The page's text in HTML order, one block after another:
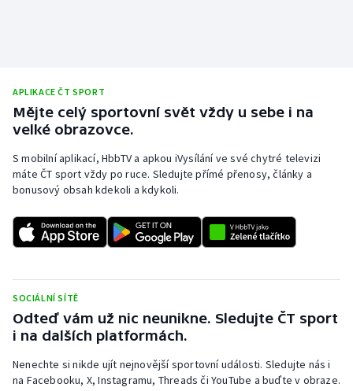
APLIKACE ČT SPORT
Mějte celý sportovní svět vždy u sebe i na
velké obrazovce.
S mobilní aplikací, HbbTV a apkou iVysílání ve své chytré televizi
máte ČT sport vždy po ruce. Sledujte přímé přenosy, články a
bonusový obsah kdekoli a kdykoli.
SOCIÁLNÍ SÍTĚ
Odteď vám už nic neunikne. Sledujte ČT sport
i na dalších platformách.
Nenechte si nikde ujít nejnovější sportovní události. Sledujte nás i
na Facebooku, X, Instagramu, Threads či YouTube a buďte v obraze.